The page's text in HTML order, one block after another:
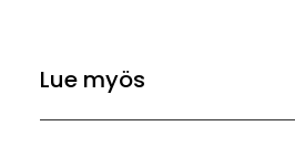
Lue myös